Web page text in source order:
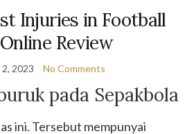
Injuries in Football
Review
2023 No Comments
pada Sepakbola
ini. Tersebut mempunyai